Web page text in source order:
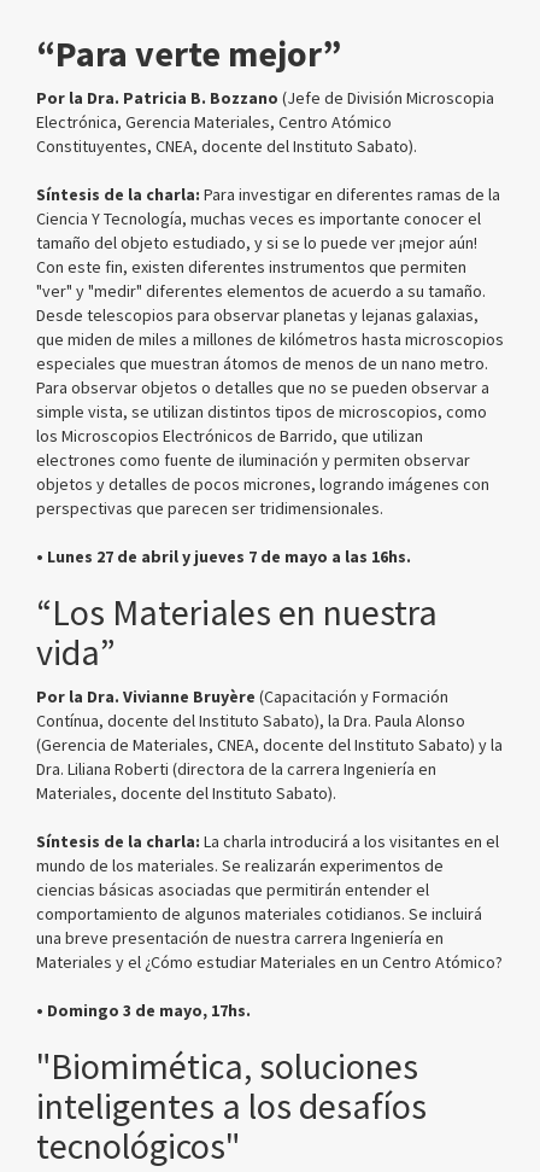
“Para verte mejor”
Por la Dra. Patricia B. Bozzano (Jefe de División Microscopia
Electrónica, Gerencia Materiales, Centro Atómico
Constituyentes, CNEA, docente del Instituto Sabato).
Síntesis de la charla: Para investigar en diferentes ramas de la
Ciencia Y Tecnología, muchas veces es importante conocer el
tamaño del objeto estudiado, y si se lo puede ver ¡mejor aún!
Con este fin, existen diferentes instrumentos que permiten
"ver" y "medir" diferentes elementos de acuerdo a su tamaño.
Desde telescopios para observar planetas y lejanas galaxias,
que miden de miles a millones de kilómetros hasta microscopios
especiales que muestran átomos de menos de un nano metro.
Para observar objetos o detalles que no se pueden observar a
simple vista, se utilizan distintos tipos de microscopios, como
los Microscopios Electrónicos de Barrido, que utilizan
electrones como fuente de iluminación y permiten observar
objetos y detalles de pocos micrones, logrando imágenes con
perspectivas que parecen ser tridimensionales.
• Lunes 27 de abril y jueves 7 de mayo a las 16hs.
“Los Materiales en nuestra
vida”
Por la Dra. Vivianne Bruyère (Capacitación y Formación
Contínua, docente del Instituto Sabato), la Dra. Paula Alonso
(Gerencia de Materiales, CNEA, docente del Instituto Sabato) y la
Dra. Liliana Roberti (directora de la carrera Ingeniería en
Materiales, docente del Instituto Sabato).
Síntesis de la charla: La charla introducirá a los visitantes en el
mundo de los materiales. Se realizarán experimentos de
ciencias básicas asociadas que permitirán entender el
comportamiento de algunos materiales cotidianos. Se incluirá
una breve presentación de nuestra carrera Ingeniería en
Materiales y el ¿Cómo estudiar Materiales en un Centro Atómico?
• Domingo 3 de mayo, 17hs.
"Biomimética, soluciones
inteligentes a los desafíos
tecnológicos"